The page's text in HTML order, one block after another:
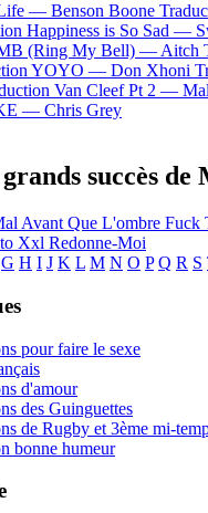
— Benson Boone
Happiness is So Sad —
(Ring My Bell) — Aitch
YOYO — Don Xhoni
Van Cleef Pt 2 —
— Chris Grey
succès
Avant Que L'ombre Fuck
Xxl Redonne-Moi
G H I J K L M N O P Q R S
pour faire le sexe
d'amour
des Guinguettes
de Rugby et 3ème mi-
bonne humeur